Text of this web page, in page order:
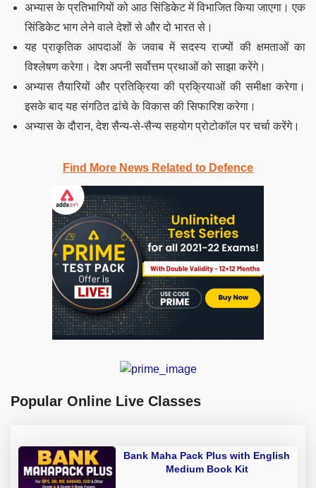
अभ्यास के प्रतिभागियों को आठ सिंडिकेट में विभाजित किया जाएगा। एक
सिंडिकेट भाग लेने वाले देशों से और दो भारत से।
यह प्राकृतिक आपदाओं के जवाब में सदस्य राज्यों की क्षमताओं का
विश्लेषण करेगा। देश अपनी सर्वोत्तम प्रथाओं को साझा करेंगे।
अभ्यास तैयारियों और प्रतिक्रिया की प्रक्रियाओं की समीक्षा करेगा।
इसके बाद यह संगठित ढांचे के विकास की सिफारिश करेगा।
अभ्यास के दौरान, देश सैन्य-से-सैन्य सहयोग प्रोटोकॉल पर चर्चा करेंगे।
Find More News Related to Defence
Popular Online Live Classes
Bank Maha Pack Plus with English
Medium Book Kit